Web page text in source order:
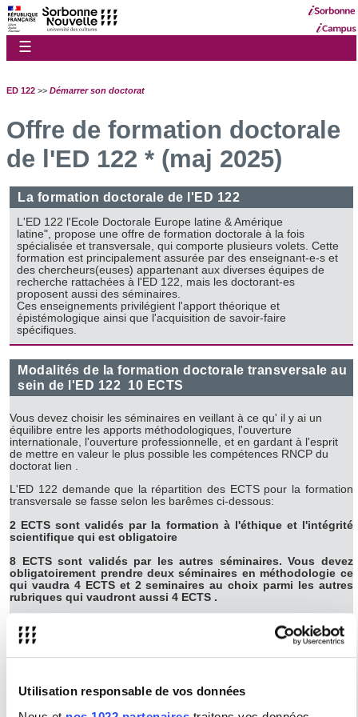
Utilisation responsable de vos données
☰
ED 122 >> Démarrer son doctorat
Offre de formation doctorale
de l'ED 122 * (maj 2025)
La formation doctorale de l'ED 122
L'ED 122 l'Ecole Doctorale Europe latine & Amérique
latine", propose une offre de formation doctorale à la fois
spécialisée et transversale, qui comporte plusieurs volets. Cette
formation est principalement assurée par des enseignant-e-s et
des chercheurs(euses) appartenant aux diverses équipes de
recherche rattachées à l'ED 122, mais les doctorant-es
proposent aussi des séminaires.
Ces enseignements privilégient l'apport théorique et
épistémologique ainsi que l'acquisition de savoir-faire
spécifiques.
Modalités de la formation doctorale transversale au
sein de l'ED 122 10 ECTS
Vous devez choisir les séminaires en veillant à ce qu' il y ai un
équilibre entre les apports méthodologiques, l'ouverture
internationale, l'ouverture professionnelle, et en gardant à l'esprit
de mettre en valeur le plus possible les compétences RNCP du
doctorat lien .
L'ED 122 demande que la répartition des ECTS pour la formation
transversale se fasse selon les barêmes ci-dessous:
2 ECTS sont validés par la formation à l'éthique et l'intégrité
scientifique qui est obligatoire
8 ECTS sont validés par les autres séminaires. Vous devez
obligatoirement prendre deux séminaires en méthodologie ce
qui vaudra 4 ECTS et 2 seminaires au choix parmi les autres
rubriques qui vaudront aussi 4 ECTS .
sein de l'ED 12220 ECTS